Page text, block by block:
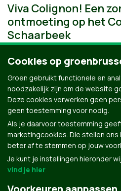
Viva Colignon! Een
ontmoeting op het
Schaarbeek
Cookies op
Groen gebruikt functionele en
noodzakelijk zijn om de website
Deze cookies verwerken geen
geen toestemming voor nodig.
Als je daarvoor toestemming
marketingcookies. Die stellen
beter af te stemmen op jouw
Je kunt je instellingen hieronder
vind je hier.